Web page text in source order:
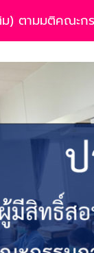
) ตามมติคณะก